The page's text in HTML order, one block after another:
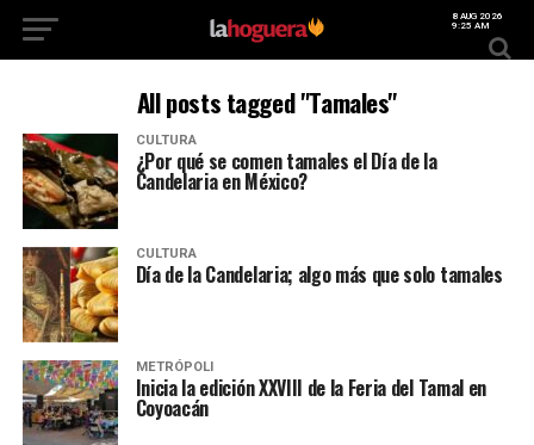
8 AUG 2026
9:25 AM
All posts tagged "Tamales"
CULTURA
¿Por qué se comen tamales el Día de la
Candelaria en México?
CULTURA
Día de la Candelaria; algo más que solo tamales
METRÓPOLI
Inicia la edición XXVIII de la Feria del Tamal en
Coyoacán